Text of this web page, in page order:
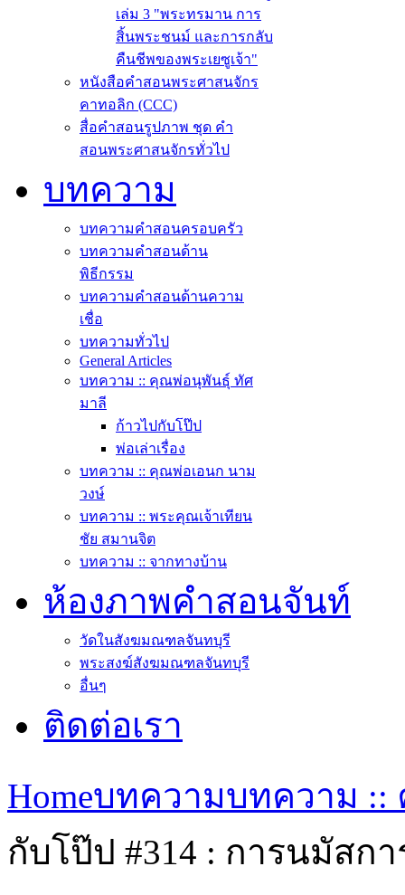
เล่ม 3 "พระทรมาน การ
สิ้นพระชนม์ และการกลับ
คืนชีพของพระเยซูเจ้า"
หนังสือคำสอนพระศาสนจักร
คาทอลิก (CCC)
สื่อคำสอนรูปภาพ ชุด คำ
สอนพระศาสนจักรทั่วไป
บทความ
บทความคำสอนครอบครัว
บทความคำสอนด้าน
พิธีกรรม
บทความคำสอนด้านความ
เชื่อ
บทความทั่วไป
General Articles
บทความ :: คุณพ่อนุพันธุ์ ทัศ
มาลี
ก้าวไปกับโป๊ป
พ่อเล่าเรื่อง
บทความ :: คุณพ่อเอนก นาม
วงษ์
บทความ :: พระคุณเจ้าเทียน
ชัย สมานจิต
บทความ :: จากทางบ้าน
ห้องภาพคำสอนจันท์
วัดในสังฆมณฑลจันทบุรี
พระสงฆ์สังฆมณฑลจันทบุรี
อื่นๆ
ติดต่อเรา
Homeบทความบทความ
กับโป๊ป #314 : การนมัสก